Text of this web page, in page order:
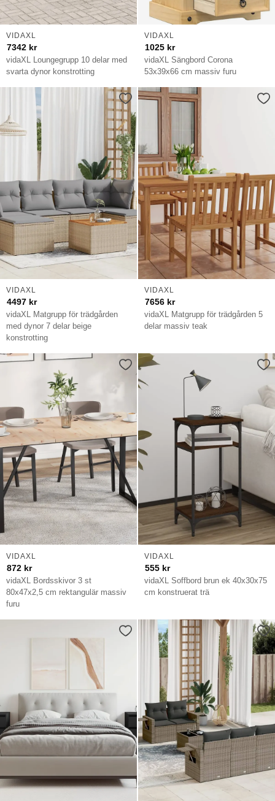
vidaXL Loungegrupp 10 delar med
svarta dynor konstrotting
VIDAXL
7342 kr
vidaXL Sängbord Corona
53x39x66 cm massiv furu
VIDAXL
1025 kr
vidaXL Matgrupp för trädgården
med dynor 7 delar beige
konstrotting
VIDAXL
4497 kr
vidaXL Matgrupp för trädgården 5
delar massiv teak
VIDAXL
7656 kr
vidaXL Bordsskivor 3 st
80x47x2,5 cm rektangulär massiv
furu
VIDAXL
872 kr
vidaXL Soffbord brun ek 40x30x75
cm konstruerat trä
VIDAXL
555 kr